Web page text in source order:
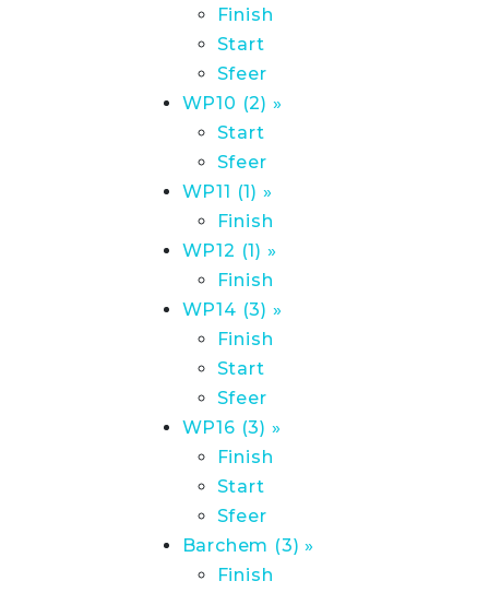
Finish
Start
Sfeer
WP10 (2) »
Start
Sfeer
WP11 (1) »
Finish
WP12 (1) »
Finish
WP14 (3) »
Finish
Start
Sfeer
WP16 (3) »
Finish
Start
Sfeer
Barchem (3) »
Finish